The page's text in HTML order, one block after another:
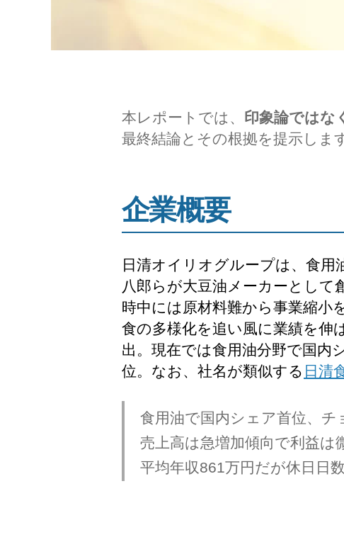
本レポートでは、 印象論ではな
最終結論とその根拠を提示しま
企業概要
日清オイリオグループは、食用
八郎らが大豆油メーカーとして
時中には原材料難から事業縮小
食の多様化を追い風に業績を伸
出。現在では食用油分野で国内
位。なお、社名が類似する 日清
食用油で国内シェア首位、
売上高は急増加傾向で利益は
平均年収861万円だが休日日